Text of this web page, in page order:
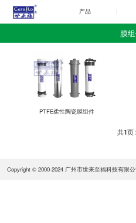
产品
膜
PTFE柔性陶瓷膜组件
共1页
Copyright © 2000-2024 广州市世来至福科技有限